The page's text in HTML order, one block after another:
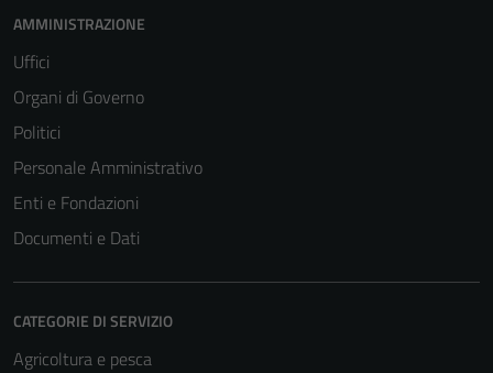
AMMINISTRAZIONE
Uffici
Organi di Governo
Politici
Personale Amministrativo
Enti e Fondazioni
Documenti e Dati
CATEGORIE DI SERVIZIO
Agricoltura e pesca